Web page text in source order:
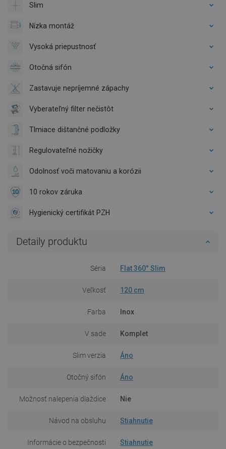
Slim
Nízka montáž
Vysoká priepustnosť
Otočná sifón
Zastavuje nepríjemné zápachy
Vyberateľný filter nečistôt
Tlmiace dištančné podložky
Regulovateľné nožičky
Odolnosť voči matovaniu a korózii
10 rokov záruka
Hygienický certifikát PZH
Detaily produktu
Séria Flat 360° Slim
Veľkosť 120 cm
Farba Inox
V sade Komplet
Slim verzia Áno
Otočný sifón Áno
Možnosť nalepenia dlaždice Nie
Návod na obsluhu Stiahnutie
Informácie o bezpečnosti Stiahnutie